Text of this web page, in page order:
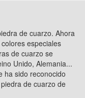
de cuarzo. Ahora
especiales
de cuarzo se
Unido, Alemania...
ha sido reconocido
de cuarzo de